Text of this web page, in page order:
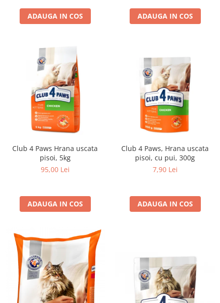
ADAUGA IN COS ADAUGA IN COS
Club 4 Paws Hrana uscata
pisoi, 5kg
95,00 Lei
ADAUGA IN COS
Club 4 Paws, Hrana uscata
pisoi, cu pui, 300g
7,90 Lei
ADAUGA IN COS